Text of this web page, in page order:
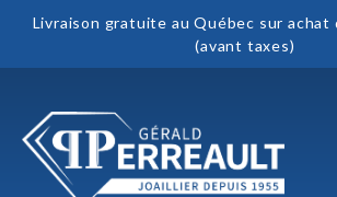
Livraison gratuite au Québec sur achat
(avant taxes)